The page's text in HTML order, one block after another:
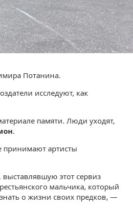
Потанина.
исследуют, как
памяти. Люди уходят,
.
принимают артисты
этот сервиз
мальчика, который
о жизни своих предков, —